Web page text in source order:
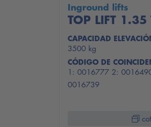
Inground lifts
TOP LIFT 1.35
CAPACIDAD
3500 kg
CÓDIGO DE
1: 0016777 2:
0016739